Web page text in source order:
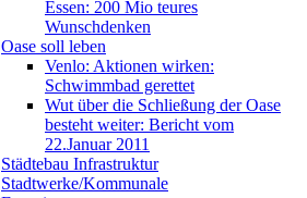
Essen: 200 Mio teures
Wunschdenken
Oase soll leben
Venlo: Aktionen wirken:
Schwimmbad gerettet
Wut über die Schließung der Oase
besteht weiter: Bericht vom
22.Januar 2011
Städtebau Infrastruktur
Stadtwerke/Kommunale